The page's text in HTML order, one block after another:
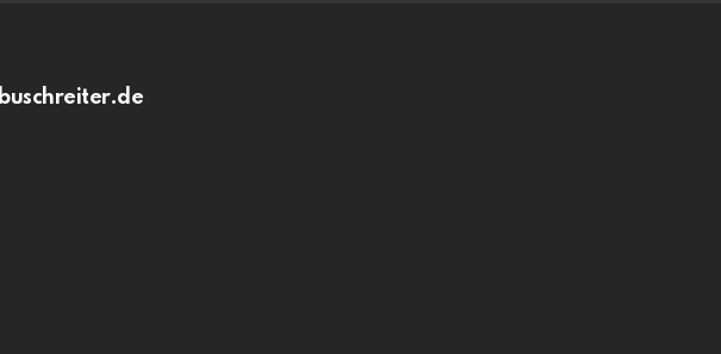
buschreiter.de